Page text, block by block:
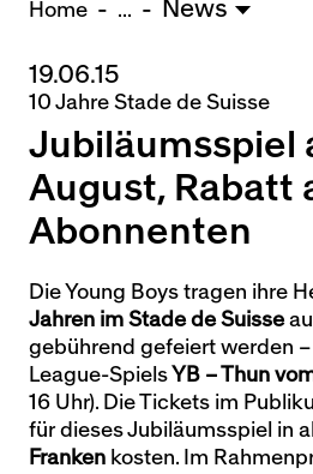
U15 - TOBE *
10:0
Nachwuchs Frauen
Ostermundigen - FU20 *
Biel - FU18 *
0:4
Thörishaus - FU15
12:1
Wyler - FU14
1:0
* = Testspiel / (C) = Cupspiel
Home ... News
19.06.15
10 Jahre Stade de Suisse
Jubiläumsspiel
August, Rabatt
Abonnenten
Die Young Boys tragen ihre
Jahren im Stade de Suisse
gebührend gefeiert werden –
League-Spiels YB – Thun
16 Uhr). Die Tickets im
für dieses Jubiläumsspiel in
Franken kosten. Im